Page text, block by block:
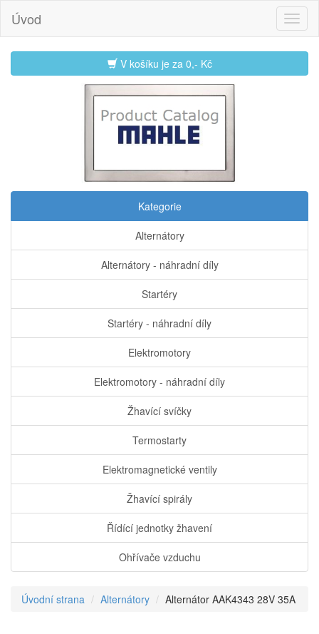
Úvod
V košíku je za 0,- Kč
Kategorie
Alternátory
Alternátory - náhradní díly
Startéry
Startéry - náhradní díly
Elektromotory
Elektromotory - náhradní díly
Žhavící svíčky
Termostarty
Elektromagnetické ventily
Žhavící spirály
Řídící jednotky žhavení
Ohřívače vzduchu
Úvodní strana Alternátory Alternátor AAK4343 28V 35A